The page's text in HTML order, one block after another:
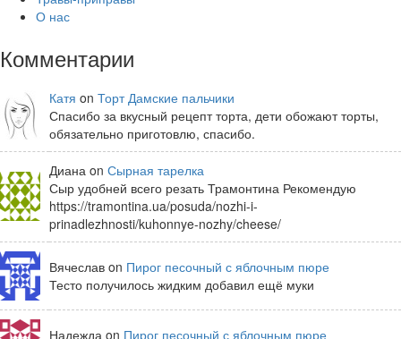
О нас
Комментарии
Катя on Торт Дамские пальчики
Спасибо за вкусный рецепт торта, дети обожают торты,
обязательно приготовлю, спасибо.
Диана on Сырная тарелка
Сыр удобней всего резать Трамонтина Рекомендую
https://tramontina.ua/posuda/nozhi-i-
prinadlezhnosti/kuhonnye-nozhy/cheese/
Вячеслав on Пирог песочный с яблочным пюре
Тесто получилось жидким добавил ещё муки
Надежда on Пирог песочный с яблочным пюре